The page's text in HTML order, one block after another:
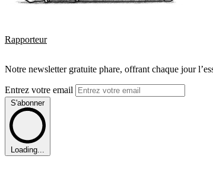
Rapporteur
Notre newsletter gratuite phare, offrant chaque jour
Entrez votre email
S'abonner
Loading...